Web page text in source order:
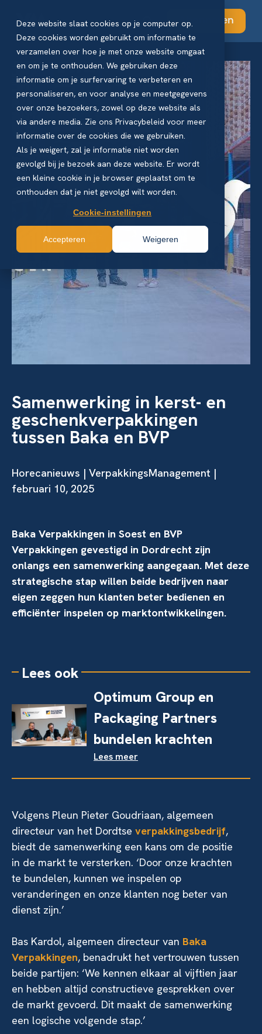
Deze website slaat cookies op je computer op.
Deze cookies worden gebruikt om informatie te
verzamelen over hoe je met onze website omgaat
en om je te onthouden. We gebruiken deze
informatie om je surfervaring te verbeteren en
personaliseren, en voor analyse en meetgegevens
over onze bezoekers, zowel op deze website als
via andere media. Zie ons Privacybeleid voor meer
informatie over de cookies die we gebruiken.
Als je weigert, zal je informatie niet worden
gevolgd bij je bezoek aan deze website. Er wordt
een kleine cookie in je browser geplaatst om te
onthouden dat je niet gevolgd wilt worden.
Cookie-instellingen
Accepteren Weigeren
Abonneren
Samenwerking in kerst- en
geschenkverpakkingen
tussen Baka en BVP
Horecanieuws | VerpakkingsManagement |
februari 10, 2025
Baka Verpakkingen in Soest en BVP
Verpakkingen gevestigd in Dordrecht zijn
onlangs een samenwerking aangegaan. Met deze
strategische stap willen beide bedrijven naar
eigen zeggen hun klanten beter bedienen en
efficiënter inspelen op marktontwikkelingen.
Optimum Group en
Packaging Partners
bundelen krachten
Lees meer
Lees ook
Volgens Pleun Pieter Goudriaan, algemeen
directeur van het Dordtse verpakkingsbedrijf,
biedt de samenwerking een kans om de positie
in de markt te versterken. ‘Door onze krachten
te bundelen, kunnen we inspelen op
veranderingen en onze klanten nog beter van
dienst zijn.’
Bas Kardol, algemeen directeur van Baka
Verpakkingen, benadrukt het vertrouwen tussen
beide partijen: ‘We kennen elkaar al vijftien jaar
en hebben altijd constructieve gesprekken over
de markt gevoerd. Dit maakt de samenwerking
een logische volgende stap.’